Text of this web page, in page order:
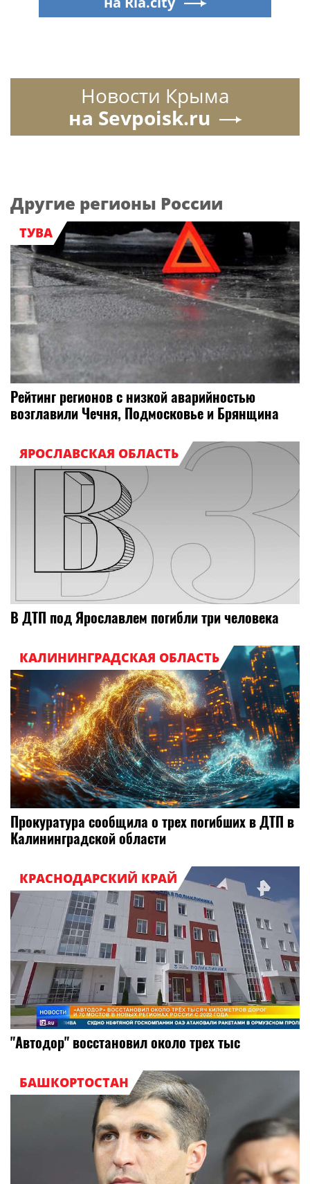
Новости Крыма
на Sevpoisk.ru
Другие регионы России
ТУВА
Рейтинг регионов с низкой аварийностью
возглавили Чечня, Подмосковье и Брянщина
ЯРОСЛАВСКАЯ ОБЛАСТЬ
В ДТП под Ярославлем погибли три человека
КАЛИНИНГРАДСКАЯ ОБЛАСТЬ
Прокуратура сообщила о трех погибших в ДТП в
Калининградской области
КРАСНОДАРСКИЙ КРАЙ
"Автодор" восстановил около трех тыс
БАШКОРТОСТАН